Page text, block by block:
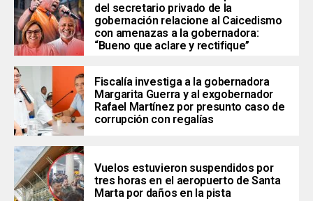
del secretario privado de la
gobernación relacione al Caicedismo
con amenazas a la gobernadora:
“Bueno que aclare y rectifique”
Fiscalía investiga a la gobernadora
Margarita Guerra y al exgobernador
Rafael Martínez por presunto caso de
corrupción con regalías
Vuelos estuvieron suspendidos por
tres horas en el aeropuerto de Santa
Marta por daños en la pista